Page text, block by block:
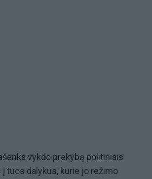
vykdo prekybą politiniais
į tuos dalykus, kurie jo režimo